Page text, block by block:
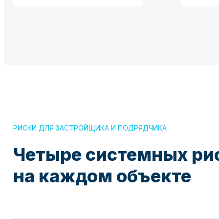
РИСКИ ДЛЯ ЗАСТРОЙЩИКА И ПОДРЯДЧИКА
Четыре системных
на каждом объекте